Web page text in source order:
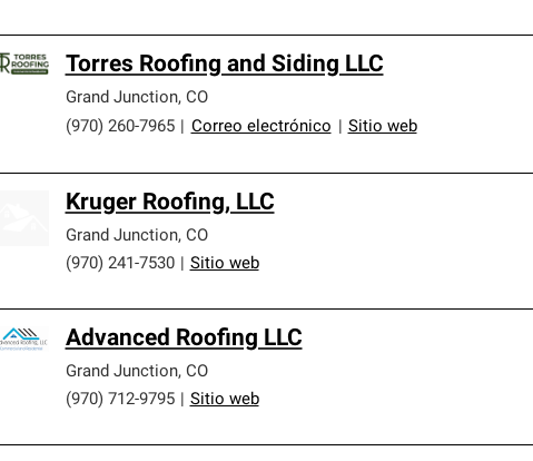
Torres Roofing and Siding LLC
Grand Junction, CO
(970) 260-7965
Correo electrónico Sitio web
Kruger Roofing, LLC
Grand Junction, CO
(970) 241-7530
Sitio web
Advanced Roofing LLC
Grand Junction, CO
(970) 712-9795
Sitio web